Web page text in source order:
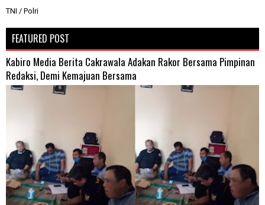
TNI / Polri
FEATURED POST
Kabiro Media Berita Cakrawala Adakan Rakor Bersama Pimpinan
Redaksi, Demi Kemajuan Bersama